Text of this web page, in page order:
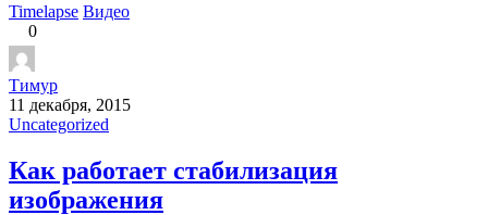
Timelapse Видео
0
Тимур
11 декабря, 2015
Uncategorized
Как работает стабилизация
изображения